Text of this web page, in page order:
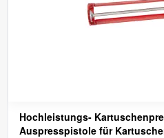
Hochleistungs-
Auspresspistole für